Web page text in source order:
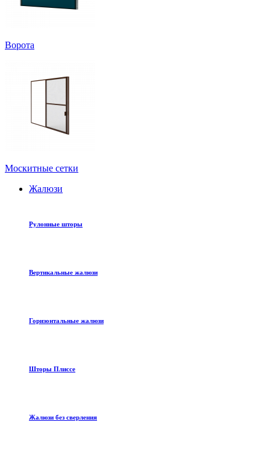
Ворота
Москитные сетки
Жалюзи
Рулонные шторы
Вертикальные жалюзи
Горизонтальные жалюзи
Шторы Плиссе
Жалюзи без сверления